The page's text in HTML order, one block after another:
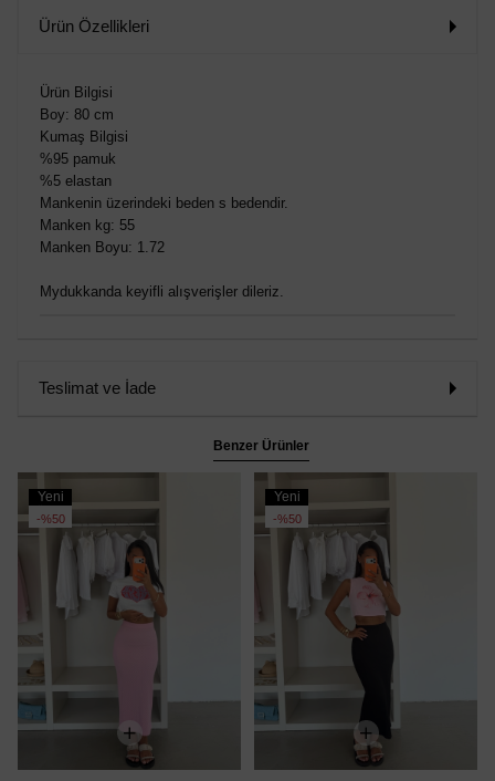
Ürün Özellikleri
Ürün Bilgisi
Boy: 80 cm
Kumaş Bilgisi
%95 pamuk
%5 elastan
Mankenin üzerindeki beden s bedendir.
Manken kg: 55
Manken Boyu: 1.72
Mydukkanda keyifli alışverişler dileriz.
Teslimat ve İade
Benzer Ürünler
Yeni
Ürün
%50
Yeni
Ürün
%50